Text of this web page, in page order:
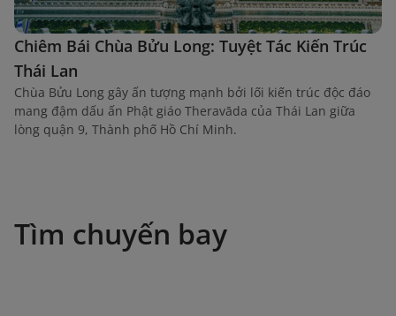
Chiêm Bái Chùa Bửu Long: Tuyệt Tác Kiến Trúc
Thái Lan
Chùa Bửu Long gây ấn tượng mạnh bởi lối kiến trúc độc đáo
mang đậm dấu ấn Phật giáo Theravāda của Thái Lan giữa
lòng quận 9, Thành phố Hồ Chí Minh.
Tìm chuyến bay